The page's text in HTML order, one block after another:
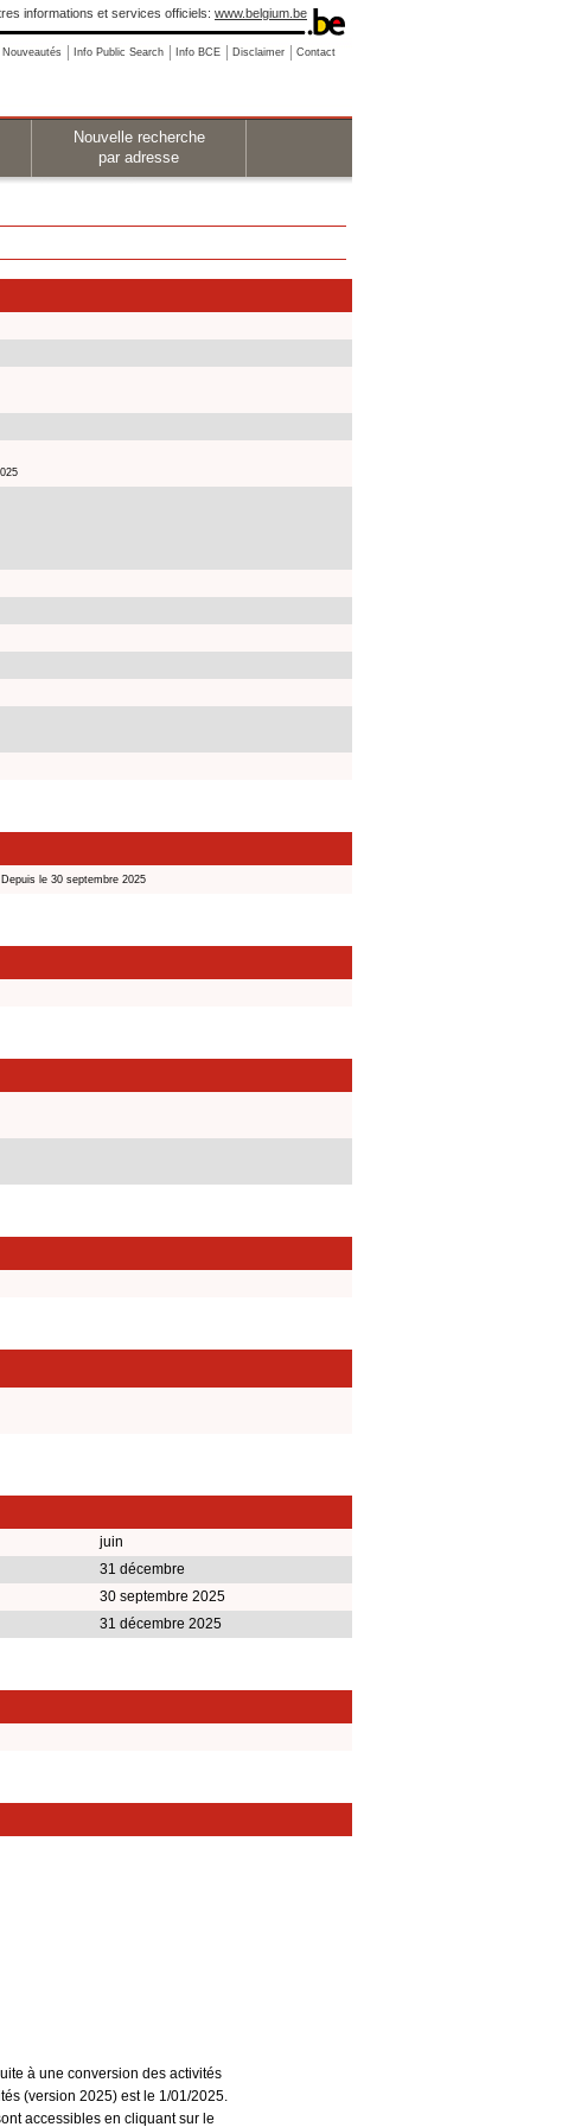
informations et services officiels: www.belgium.be
Nouveautés Info Public Search Info BCE Disclaimer Contact
Nouvelle recherche
par adresse
Depuis le 30 septembre 2025
juin
31 décembre
30 septembre 2025
31 décembre 2025
à une conversion des activités
(version 2025) est le 1/01/2025.
accessibles en cliquant sur le